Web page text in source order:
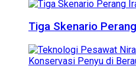
Tiga Skenario